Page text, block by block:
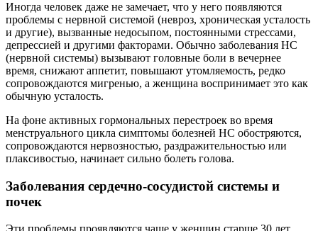
Иногда человек даже не замечает, что у него появляются
проблемы с нервной системой (невроз, хроническая усталость
и другие), вызванные недосыпом, постоянными стрессами,
депрессией и другими факторами. Обычно заболевания НС
(нервной системы) вызывают головные боли в вечернее
время, снижают аппетит, повышают утомляемость, редко
сопровождаются мигренью, а женщина воспринимает это как
обычную усталость.
На фоне активных гормональных перестроек во время
менструального цикла симптомы болезней НС обостряются,
сопровождаются нервозностью, раздражительностью или
плаксивостью, начинает сильно болеть голова.
Заболевания сердечно-сосудистой системы и
почек